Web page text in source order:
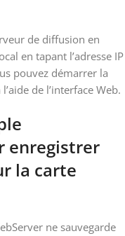
de diffusion en
en tapant l’adresse IP
pouvez démarrer la
de l’interface Web.
enregistrer
la carte
ne sauvegarde